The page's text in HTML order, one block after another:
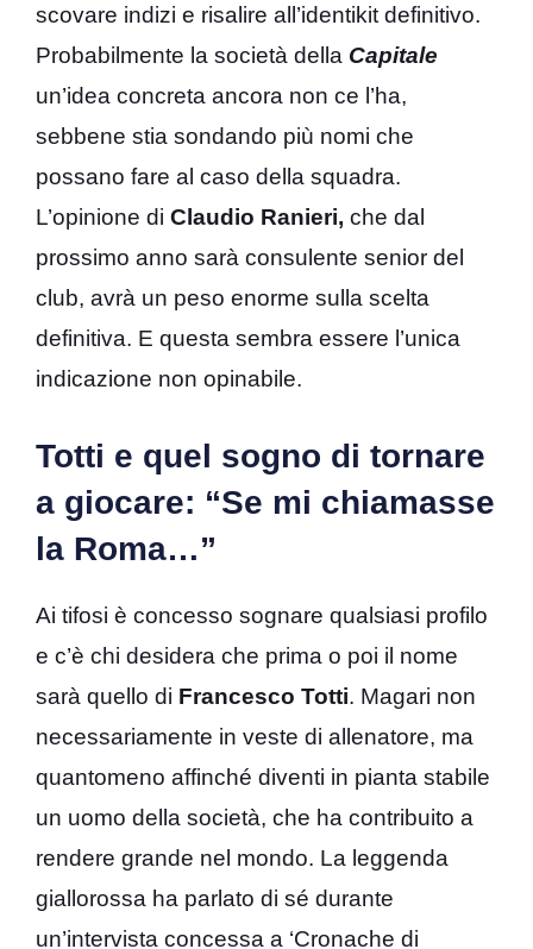
scovare indizi e risalire all’identikit definitivo.
Probabilmente la società della Capitale
un’idea concreta ancora non ce l’ha,
sebbene stia sondando più nomi che
possano fare al caso della squadra.
L’opinione di Claudio Ranieri, che dal
prossimo anno sarà consulente senior del
club, avrà un peso enorme sulla scelta
definitiva. E questa sembra essere l’unica
indicazione non opinabile.
Totti e quel sogno di tornare
a giocare: “Se mi chiamasse
la Roma…”
Ai tifosi è concesso sognare qualsiasi profilo
e c’è chi desidera che prima o poi il nome
sarà quello di Francesco Totti. Magari non
necessariamente in veste di allenatore, ma
quantomeno affinché diventi in pianta stabile
un uomo della società, che ha contribuito a
rendere grande nel mondo. La leggenda
giallorossa ha parlato di sé durante
un’intervista concessa a ‘Cronache di